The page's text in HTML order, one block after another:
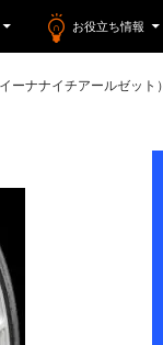
お役立ち情報
ーナナイチアールゼット）